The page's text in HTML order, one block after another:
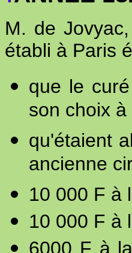
M. de
établi à Paris
que le
son choix
qu'étaient
ancienne
10 000 F à
10 000 F à
6000 F à